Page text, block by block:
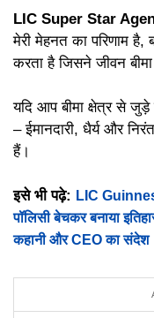
LIC Super Star
मेरी मेहनत का परिणाम है,
करता है जिसने जीवन
यदि आप बीमा क्षेत्र से जुड़े
– ईमानदारी, धैर्य और
हैं।
इसे भी पढ़े: LIC
पॉलिसी बेचकर बनाया
कहानी और CEO का संदेश